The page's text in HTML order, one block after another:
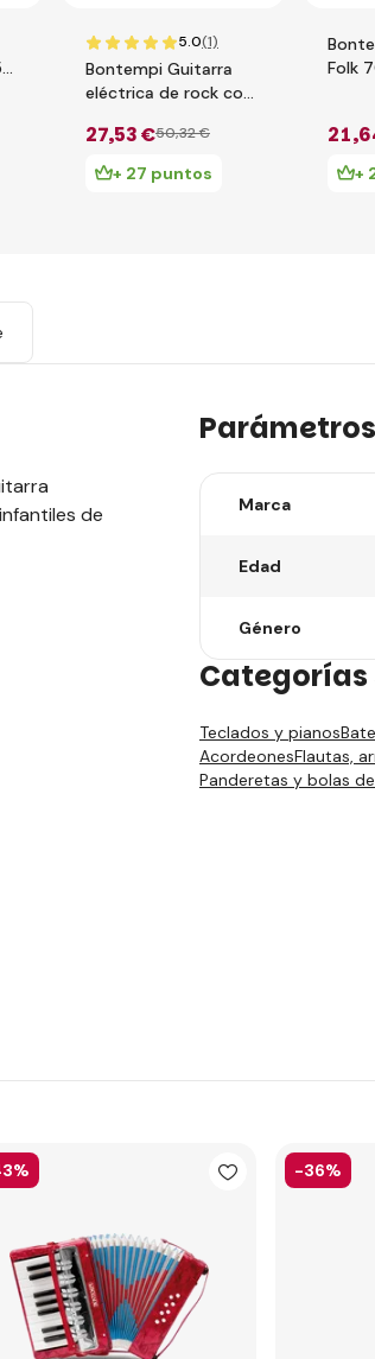
5.0(1)
Bontempi Guitarra
eléctrica de rock con
27,53 €50,32 €
+ 27 puntos
Folk
21
+
de
Parámetros
Marca
Edad
Género
Teclados y pianos
AcordeonesFlautas,
Panderetas y bolas
-36%